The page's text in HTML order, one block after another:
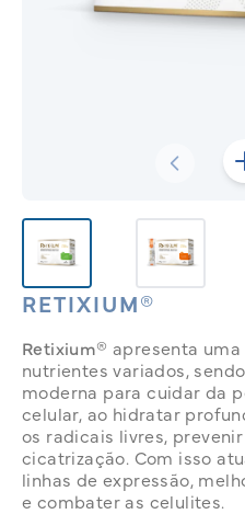
RETIXIUM®
Retixium® apresenta
nutrientes variados,
moderna para cuidar da
celular, ao hidratar
os radicais livres,
cicatrização. Com isso
linhas de expressão,
e combater as celulites.